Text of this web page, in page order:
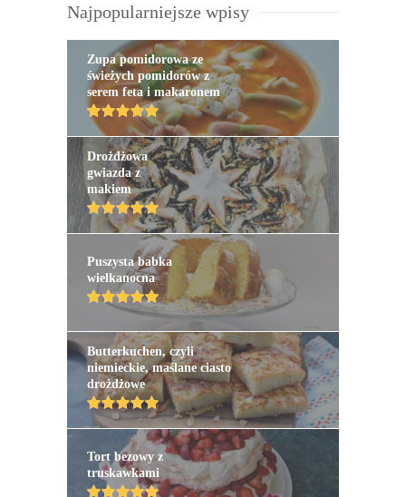
Najpopularniejsze wpisy
Zupa pomidorowa ze
świeżych pomidorów z
serem feta i makaronem
Drożdżowa
gwiazda z
makiem
Puszysta babka
wielkanocna
Butterkuchen, czyli
niemieckie, maślane ciasto
drożdżowe
Tort bezowy z
truskawkami